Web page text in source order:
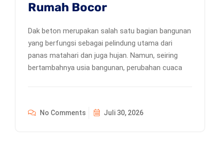
Rumah Bocor
Dak beton merupakan salah satu bagian bangunan
yang berfungsi sebagai pelindung utama dari
panas matahari dan juga hujan. Namun, seiring
bertambahnya usia bangunan, perubahan cuaca
No Comments Juli 30, 2026